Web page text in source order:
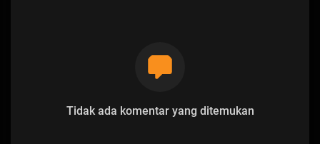
Tidak ada komentar yang ditemukan